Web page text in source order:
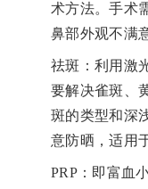
术方法。手术
鼻部外观不满
祛斑：利用激
要解决雀斑、
斑的类型和深
意防晒，适用
PRP：即富血